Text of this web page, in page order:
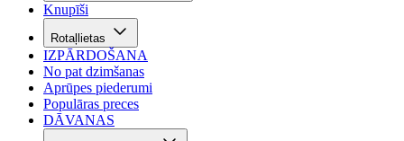
Knupīši
Rotaļlietas
IZPĀRDOŠANA
No pat dzimšanas
Aprūpes piederumi
Populāras preces
DĀVANAS